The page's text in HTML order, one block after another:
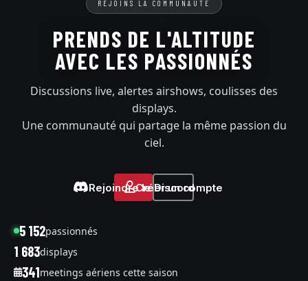
REJOINS LA COMMUNAUTÉ
PRENDS DE L'ALTITUDE
AVEC LES PASSIONNÉS
Discussions live, alertes airshows, coulisses des
displays.
Une communauté qui partage la même passion du
ciel.
Rejoindre le Discord
Créer un compte
5 152passionnés
1 683displays
341meetings aériens cette saison